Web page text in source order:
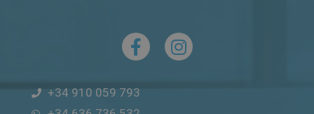
+34 910 059 793